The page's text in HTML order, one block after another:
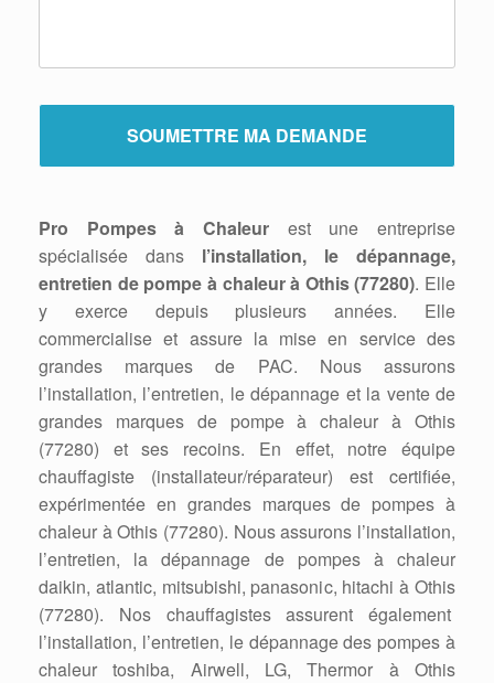
Pro Pompes à Chaleur est une entreprise
spécialisée dans l’installation, le dépannage,
entretien de pompe à chaleur à Othis (77280). Elle
y exerce depuis plusieurs années. Elle
commercialise et assure la mise en service des
grandes marques de PAC. Nous assurons
l’installation, l’entretien, le dépannage et la vente de
grandes marques de pompe à chaleur à Othis
(77280) et ses recoins. En effet, notre équipe
chauffagiste (installateur/réparateur) est certifiée,
expérimentée en grandes marques de pompes à
chaleur à Othis (77280). Nous assurons l’installation,
l’entretien, la dépannage de pompes à chaleur
daikin, atlantic, mitsubishi, panasonic, hitachi à Othis
(77280). Nos chauffagistes assurent également
l’installation, l’entretien, le dépannage des pompes à
chaleur toshiba, Airwell, LG, Thermor à Othis